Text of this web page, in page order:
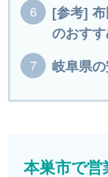
[参考] 布
のおす
岐阜県
本巣市で営